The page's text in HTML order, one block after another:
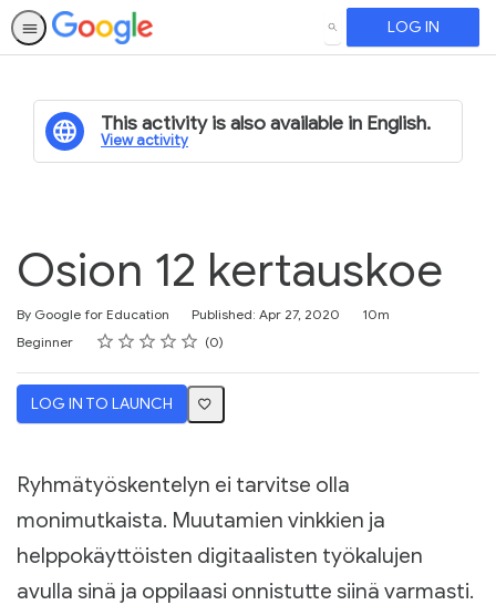
SEARCH LOG IN
This activity is also available in English.
View activity
Osion 12 kertauskoe
By Google for Education Published: Apr 27, 2020
Duration
10m
Difficulty
Beginner Rating
1 star
2 stars
3 stars
4 stars
5 stars
Average rating: 0 0
No reviews
LOG IN TO LAUNCH
Ryhmätyöskentelyn ei tarvitse olla
monimutkaista. Muutamien vinkkien ja
helppokäyttöisten digitaalisten työkalujen
avulla sinä ja oppilaasi onnistutte siinä varmasti.